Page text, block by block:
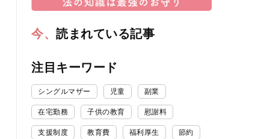
今、読まれている記事
注目キーワード
シングルマザー 児童 副業
在宅勤務 子供の教育 慰謝料
支援制度 教育費 福利厚生 節約